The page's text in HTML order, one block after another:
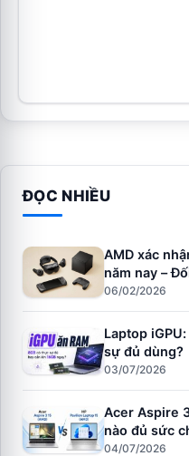
ĐỌC NHIỀU
AMD xác
năm nay –
06/02/2026
Laptop
sự đủ dùng?
03/07/2026
Acer Aspire
nào đủ sức
04/07/2026